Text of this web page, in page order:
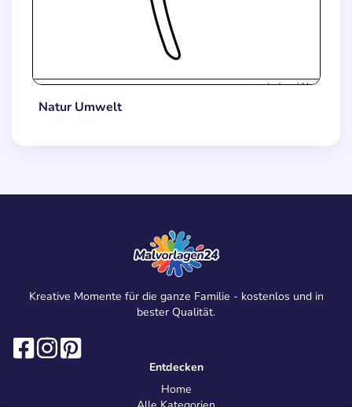
Natur Umwelt
Kreative Momente für die ganze Familie - kostenlos und in
bester Qualität.
Entdecken
Home